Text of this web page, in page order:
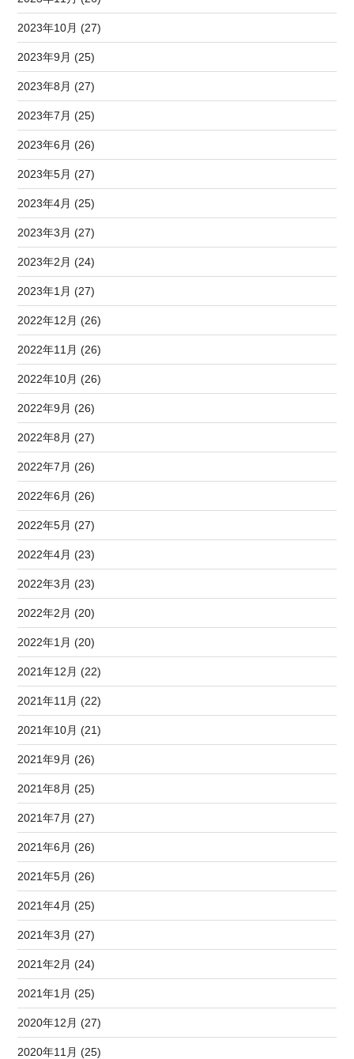
2023年10月 (27)
2023年9月 (25)
2023年8月 (27)
2023年7月 (25)
2023年6月 (26)
2023年5月 (27)
2023年4月 (25)
2023年3月 (27)
2023年2月 (24)
2023年1月 (27)
2022年12月 (26)
2022年11月 (26)
2022年10月 (26)
2022年9月 (26)
2022年8月 (27)
2022年7月 (26)
2022年6月 (26)
2022年5月 (27)
2022年4月 (23)
2022年3月 (23)
2022年2月 (20)
2022年1月 (20)
2021年12月 (22)
2021年11月 (22)
2021年10月 (21)
2021年9月 (26)
2021年8月 (25)
2021年7月 (27)
2021年6月 (26)
2021年5月 (26)
2021年4月 (25)
2021年3月 (27)
2021年2月 (24)
2021年1月 (25)
2020年12月 (27)
2020年11月 (25)